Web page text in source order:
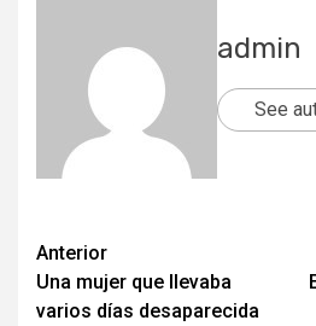
admin
See
Post
navigation
Anterior
Una mujer que llevaba
varios días desaparecida